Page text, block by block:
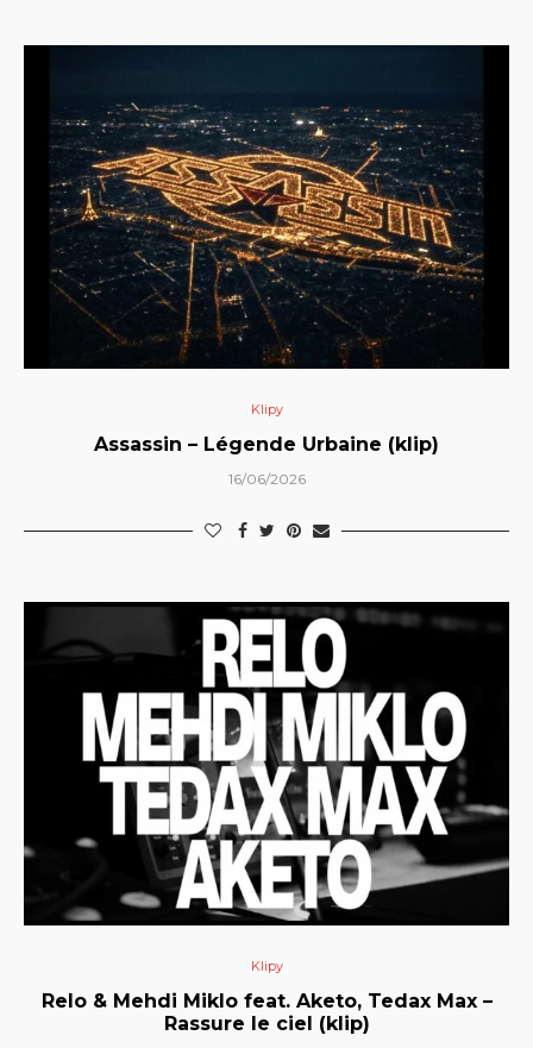
Klipy
Assassin – Légende Urbaine (klip)
16/06/2026
Klipy
Relo & Mehdi Miklo feat. Aketo, Tedax Max –
Rassure le ciel (klip)